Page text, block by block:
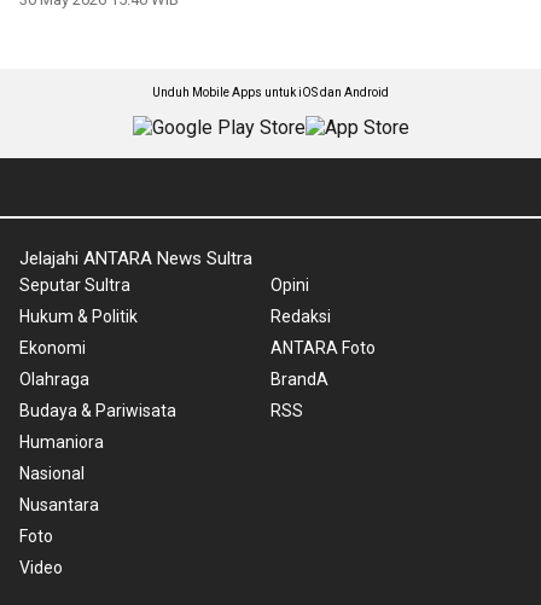
Unduh Mobile Apps untuk iOS dan Android
Jelajahi ANTARA News Sultra
Seputar Sultra
Hukum & Politik
Ekonomi
Olahraga
Budaya & Pariwisata
Humaniora
Nasional
Nusantara
Foto
Video
Opini
Redaksi
ANTARA Foto
BrandA
RSS